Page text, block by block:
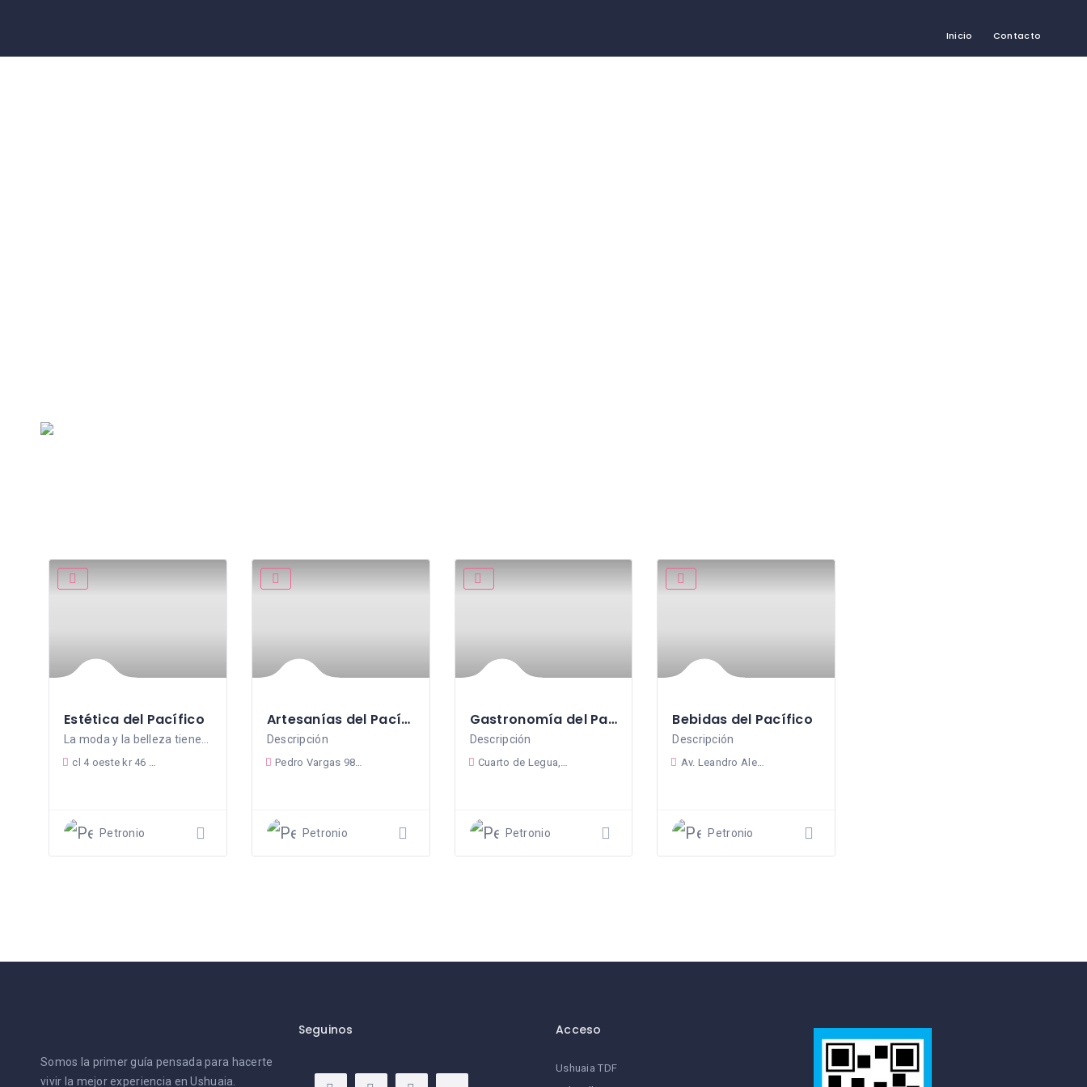
Inicio Contacto
CONTACTO
Estética del Pacífico
cl 4 oeste kr 46 mz 39 casa 02, piso1, Siloe, Cali, Valle del Cauca, Colombia
Petronio
Artesanías del Pacífico
Descripción
Pedro Vargas 988, Ushuaia, Tierra del Fuego, Argentina
Petronio
Gastronomía del Pacífico
Descripción
Cuarto de Legua, Cali, Valle del Cauca, Colombia
Petronio
Bebidas del Pacífico
Descripción
Av. Leandro Alem 540, Ushuaia, Tierra del Fuego, Argentina
Petronio
Somos la primer guía pensada para hacerte
vivir la mejor experiencia en Ushuaia.
Seguinos Acceso
Ushuaia TDF